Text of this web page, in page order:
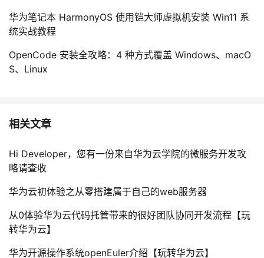
华为笔记本 HarmonyOS 使用铠大师虚拟机安装 Win11 系
统实战教程
OpenCode 安装全攻略：4 种方式覆盖 Windows、macO
S、Linux
相关文章
Hi Developer，您有一份来自华为云学院的微服务开发攻
略请查收
华为云初体验之从零搭建属于自己的web服务器
从0体验华为云代码托管带来的很好团队协同开发流程【玩
转华为云】
华为开源操作系统openEuler介绍【玩转华为云】